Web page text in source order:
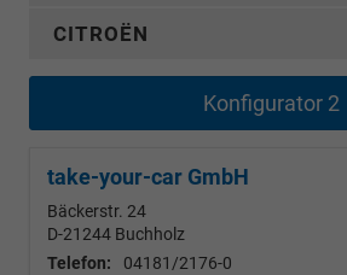
CITROËN
Konfigurator 2
take-your-car GmbH
Bäckerstr. 24
D-21244 Buchholz
Telefon:
04181/2176-0